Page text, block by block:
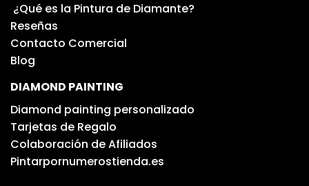
¿Qué es la Pintura de Diamante?
Reseñas
Contacto Comercial
Blog
DIAMOND PAINTING
Diamond painting personalizado
Tarjetas de Regalo
Colaboración de Afiliados
Pintarpornumerostienda.es